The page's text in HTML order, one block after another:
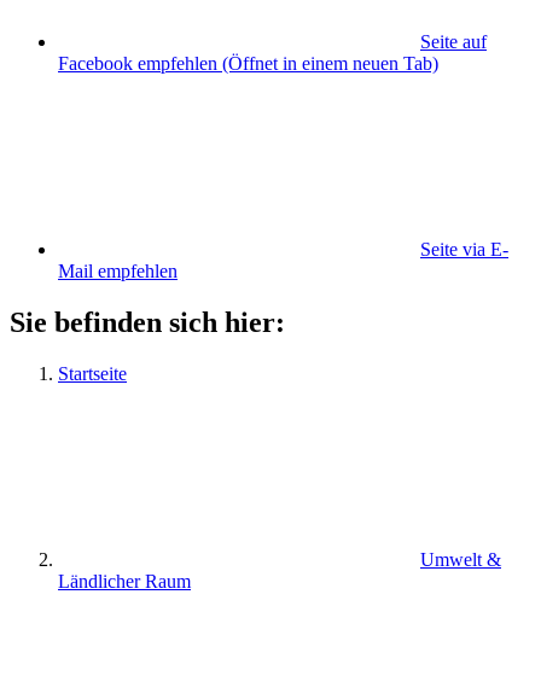
Seite auf
Facebook empfehlen (Öffnet in einem neuen Tab)
Seite via E-
Mail empfehlen
Sie befinden sich hier:
Startseite
Umwelt &
Ländlicher Raum